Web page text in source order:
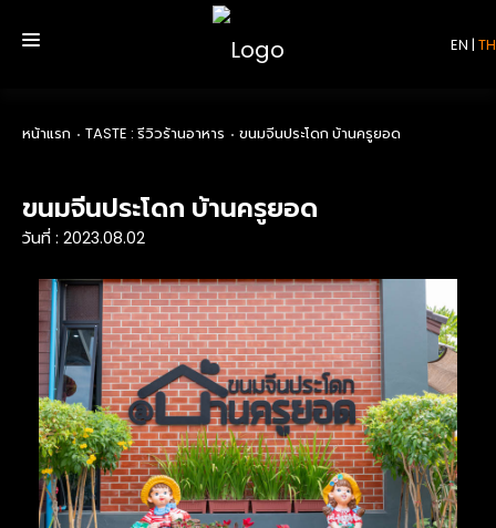
EN | TH
บริการ
รีวิว
เกี่ยวกับเรา
ติดต่อเรา
หน้าแรก TASTE : รีวิวร้านอาหาร ขนมจีนประโดก บ้านครูยอด
ขนมจีนประโดก บ้านครูยอด
วันที่ : 2023.08.02